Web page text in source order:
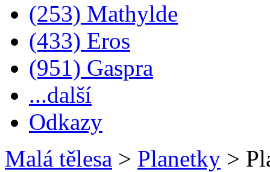
(253) Mathylde
(433) Eros
(951) Gaspra
...další
Odkazy
Malá tělesa > Planetky >